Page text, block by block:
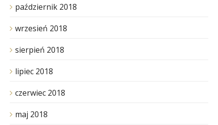
październik 2018
wrzesień 2018
sierpień 2018
lipiec 2018
czerwiec 2018
maj 2018